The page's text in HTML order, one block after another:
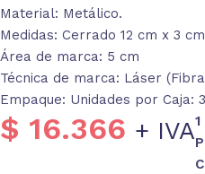
Material: Metálico.
Medidas: Cerrado 12 cm x 3 cm
Área de marca: 5 cm
Técnica de marca: Láser
Empaque: Unidades por Caja:
$ 16.366 + IVA